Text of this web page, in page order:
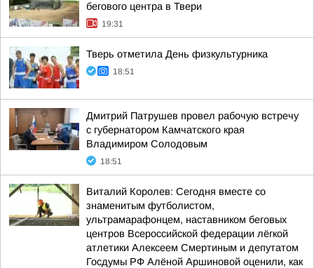
бегового центра в Твери
19:31
Тверь отметила День физкультурника
18:51
Дмитрий Патрушев провел рабочую встречу
с губернатором Камчатского края
Владимиром Солодовым
18:51
Виталий Королев: Сегодня вместе со
знаменитым футболистом,
ультрамарафонцем, наставником беговых
центров Всероссийской федерации лёгкой
атлетики Алексеем Смертиным и депутатом
Госдумы РФ Алёной Аршиновой оценили, как